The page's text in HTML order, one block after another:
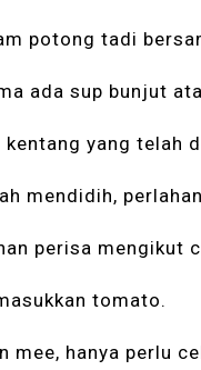
potong tadi
ada sup bunjut
kentang yang telah
mendidih,
perisa mengikut
tomato.
mee, hanya perlu